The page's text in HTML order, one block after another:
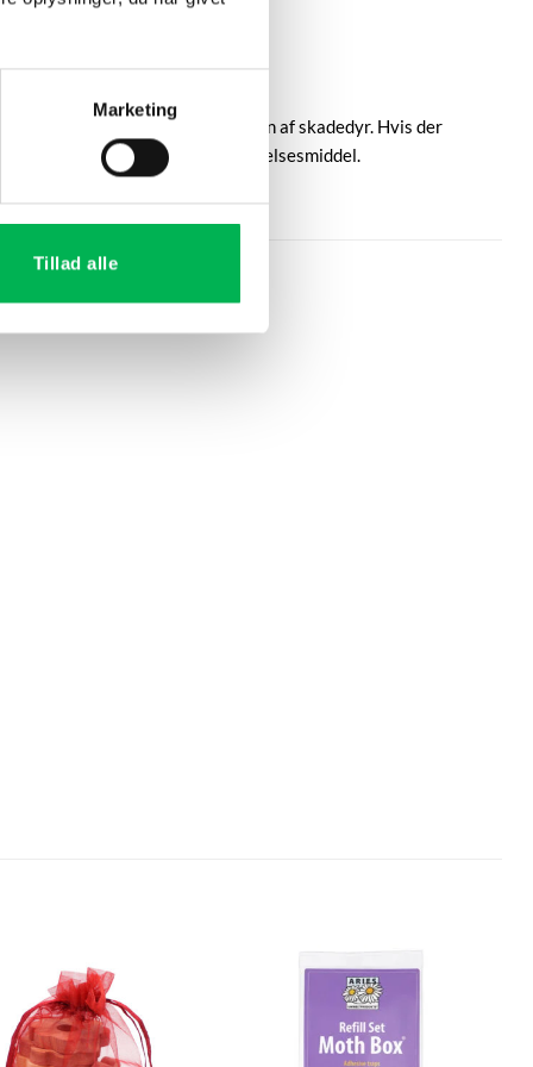
Marketing
Tillad alle
og overvåge forekomsten af skadedyr. Hvis der
er ikke et registreret bekæmpelsesmiddel.